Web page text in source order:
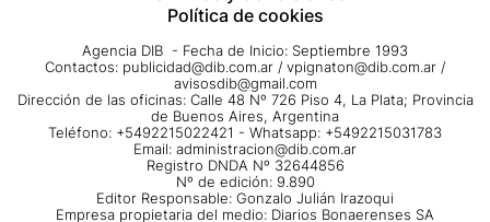
Política de cookies
Agencia DIB - Fecha de Inicio: Septiembre 1993
Contactos: publicidad@dib.com.ar / vpignaton@dib.com.ar /
avisosdib@gmail.com
Dirección de las oficinas: Calle 48 Nº 726 Piso 4, La Plata; Provincia
de Buenos Aires, Argentina
Teléfono: +5492215022421 - Whatsapp: +5492215031783
Email: administracion@dib.com.ar
Registro DNDA Nº 32644856
Nº de edición: 9.890
Editor Responsable: Gonzalo Julián Irazoqui
Empresa propietaria del medio: Diarios Bonaerenses SA